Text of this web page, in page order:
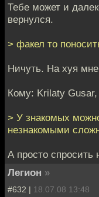
Тебе может и
вернулся.
> факел то
Ничуть. На хуя
Кому: Krilaty Gusar,
> У знакомых
незнакомыми
А просто спросить
Легион »
#632 | 18.07.08 13:48